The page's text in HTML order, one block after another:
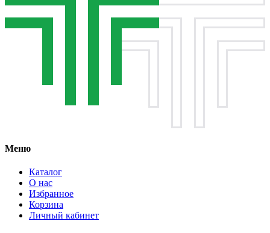
Меню
Каталог
О нас
Избранное
Корзина
Личный кабинет